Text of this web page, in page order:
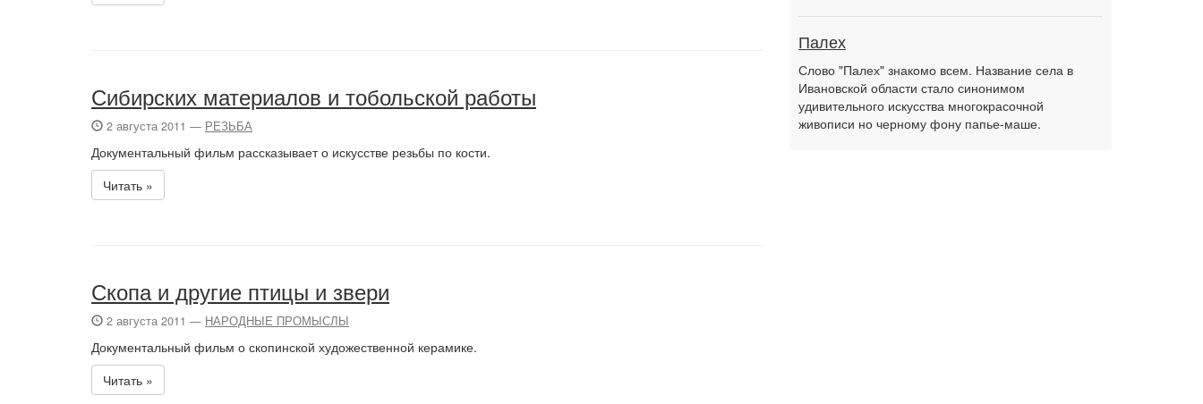
Сибирских материалов и тобольской работы
2 августа 2011 — РЕЗЬБА
Документальный фильм рассказывает о искусстве резьбы по кости.
Читать »
Скопа и другие птицы и звери
2 августа 2011 — НАРОДНЫЕ ПРОМЫСЛЫ
Документальный фильм о скопинской художественной керамике.
Читать »
Палех
Слово "Палех" знакомо всем. Название села в
Ивановской области стало синонимом
удивительного искусства многокрасочной
живописи но черному фону папье-маше.